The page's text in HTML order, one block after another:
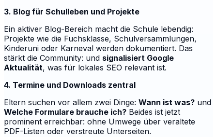
3. Blog für Schulleben und Projekte
Ein aktiver Blog-Bereich macht die Schule lebendig:
Projekte wie die Fuchsklasse, Schulversammlungen,
Kinderuni oder Karneval werden dokumentiert. Das
stärkt die Community: und signalisiert Google
Aktualität, was für lokales SEO relevant ist.
4. Termine und Downloads zentral
Eltern suchen vor allem zwei Dinge: Wann ist was? und
Welche Formulare brauche ich? Beides ist jetzt
prominent erreichbar: ohne Umwege über veraltete
PDF-Listen oder verstreute Unterseiten.